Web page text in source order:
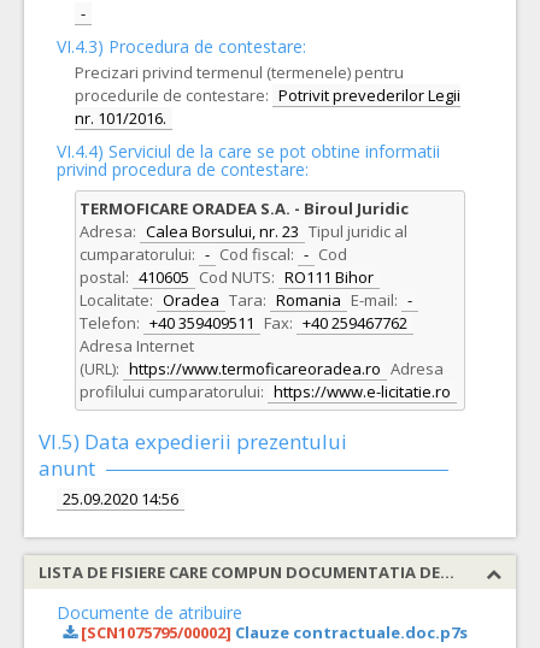
-
VI.4.3) Procedura de contestare:
Precizari privind termenul (termenele) pentru
procedurile de contestare: Potrivit prevederilor Legii
nr. 101/2016.
VI.4.4) Serviciul de la care se pot obtine informatii
privind procedura de contestare:
TERMOFICARE ORADEA S.A. - Biroul Juridic
Adresa: Calea Borsului, nr. 23 Tipul juridic al
cumparatorului: - Cod fiscal: - Cod
postal: 410605 Cod NUTS: RO111 Bihor
Localitate: Oradea Tara: Romania E-mail: -
Telefon: +40 359409511 Fax: +40 259467762
Adresa Internet
(URL): https://www.termoficareoradea.ro Adresa
profilului cumparatorului: https://www.e-licitatie.ro
VI.5) Data expedierii prezentului
anunt
25.09.2020 14:56
LISTA DE FISIERE CARE COMPUN DOCUMENTATIA DE ATRIBUIRE
Documente de atribuire
[SCN1075795/00002] Clauze contractuale.doc.p7s